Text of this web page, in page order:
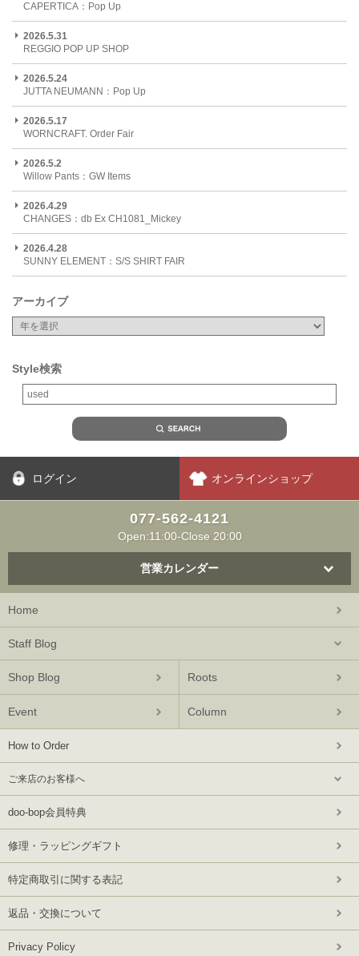
CAPERTICA：Pop Up
2026.5.31
REGGIO POP UP SHOP
2026.5.24
JUTTA NEUMANN：Pop Up
2026.5.17
WORNCRAFT. Order Fair
2026.5.2
Willow Pants：GW Items
2026.4.29
CHANGES：db Ex CH1081_Mickey
2026.4.28
SUNNY ELEMENT：S/S SHIRT FAIR
アーカイブ
Style検索
ログイン オンラインショップ
077-562-4121
Open:11:00-Close 20:00
営業カレンダー
Home
Staff Blog
Shop Blog Roots
Event Column
How to Order
ご来店のお客様へ
doo-bop会員特典
修理・ラッピングギフト
特定商取引に関する表記
返品・交換について
Privacy Policy